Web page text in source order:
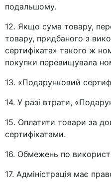
подальшому.
12. Якщо сума товару,
товару, придбаного з
сертифіката» такого ж
покупки перевищувала
13. «Подарунковий
14. У разі втрати,
15. Оплатити товари за
сертифікатами.
16. Обмежень по
17. Адміністрація має